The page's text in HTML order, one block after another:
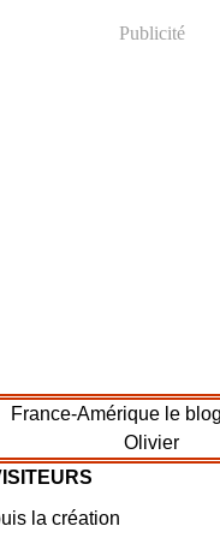
Publicité
la création